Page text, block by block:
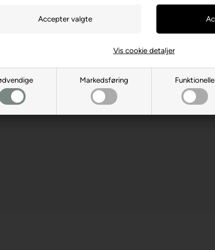
Markedsføring Funktionelle
Vis cookie detaljer
Str. 1, DE-88214 Ravensburg
3 år. Indeholder små dele.